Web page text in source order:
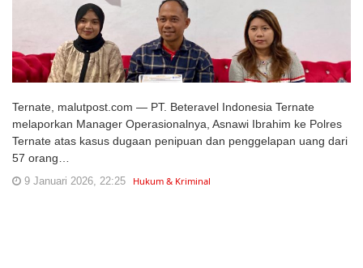
Ternate, malutpost.com — PT. Beteravel Indonesia Ternate
melaporkan Manager Operasionalnya, Asnawi Ibrahim ke Polres
Ternate atas kasus dugaan penipuan dan penggelapan uang dari
57 orang…
9 Januari 2026, 22:25 Hukum & Kriminal